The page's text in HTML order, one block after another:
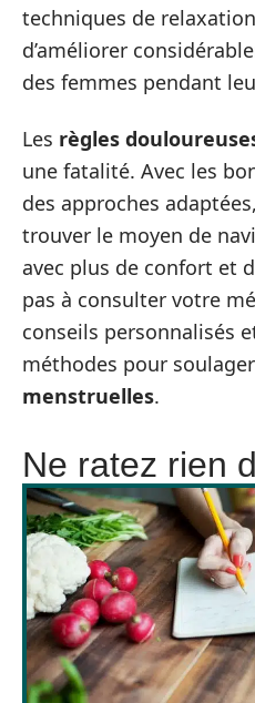
techniques de
d’améliorer
des femmes pendant
Les règles
une fatalité. Avec les
des approches
trouver le moyen de
avec plus de confort et
pas à consulter votre
conseils personnalisés
méthodes pour
menstruelles.
Ne ratez rien